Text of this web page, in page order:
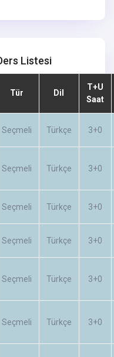
Listesi
Tür Dil
T+U
Saat
Seçmeli Türkçe 3+0
Seçmeli Türkçe 3+0
Seçmeli Türkçe 3+0
Seçmeli Türkçe 3+0
Seçmeli Türkçe 3+0
Seçmeli Türkçe 3+0